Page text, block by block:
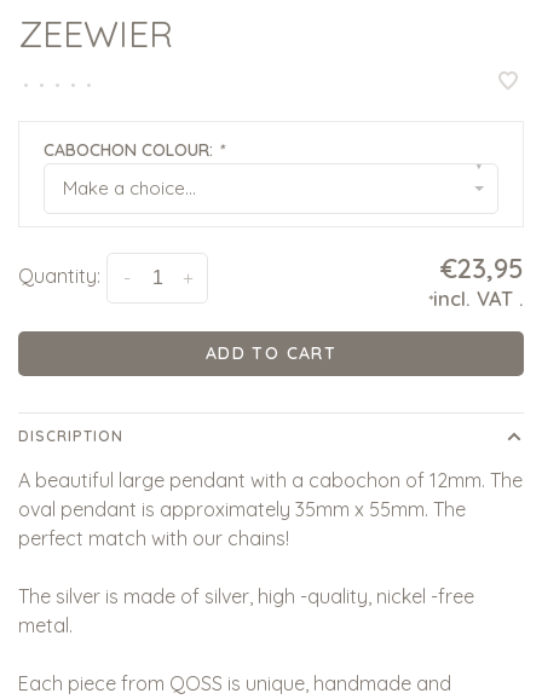
ZEEWIER
• • • • •
CABOCHON COLOUR: *
Make a choice...
▾
Quantity: +
- €23,95
*incl. VAT .
ADD TO CART
DISCRIPTION
A beautiful large pendant with a cabochon of 12mm. The
oval pendant is approximately 35mm x 55mm. The
perfect match with our chains!
The silver is made of silver, high -quality, nickel -free
metal.
Each piece from QOSS is unique, handmade and